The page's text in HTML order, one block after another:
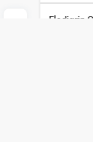
Flodigrip